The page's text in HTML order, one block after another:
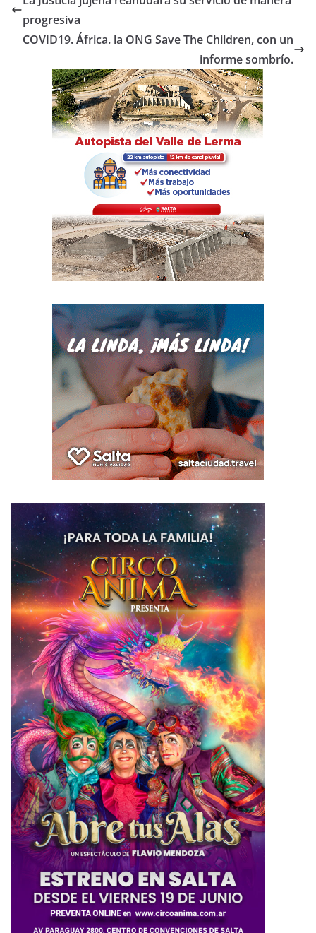
b
o
o
k
p
p
tir
progresiva
COVID19. África. la ONG Save The Children, con un
informe sombrío.